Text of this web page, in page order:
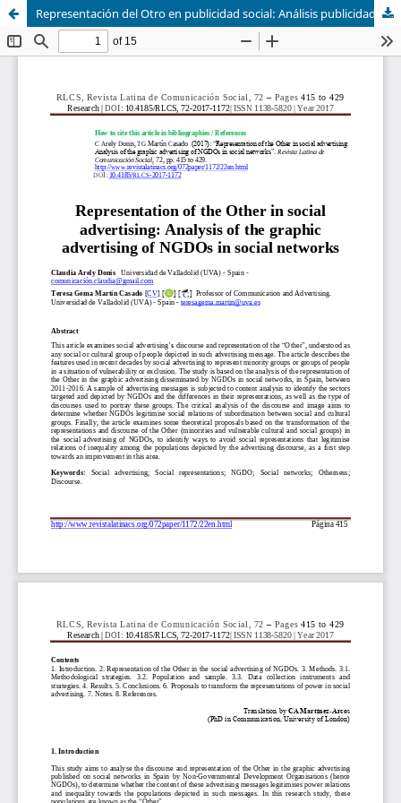
Representación del Otro en publicidad social: Análisis publicidad gráfica en redes sociales de ONGD